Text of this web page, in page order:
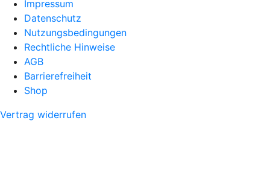
Impressum
Datenschutz
Nutzungsbedingungen
Rechtliche Hinweise
AGB
Barrierefreiheit
Shop
Vertrag widerrufen